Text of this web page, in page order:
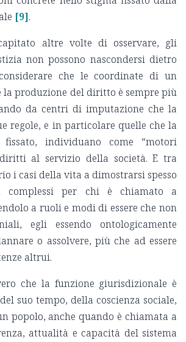
[9].
altre volte di osservare, gli
non possono nascondersi dietro
che le coordinate di un
la produzione del diritto è sempre più
da centri di imputazione che la
regole, e in particolare quelle che la
fissato, individuano come “motori
al servizio della società. E tra
i casi della vita a dimostrarsi spesso
complessi per chi è chiamato a
a ruoli e modi di essere che non
egli essendo ontologicamente
o assolvere, più che ad essere
altrui.
che la funzione giurisdizionale è
suo tempo, della coscienza sociale,
popolo, anche quando è chiamata a
attualità e capacità del sistema